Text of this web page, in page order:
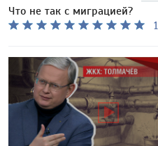
Что не так с миграцией?